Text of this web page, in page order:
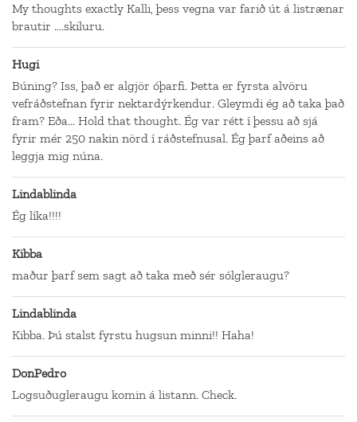
My thoughts exactly Kalli, þess vegna var farið út á listrænar
brautir ....skiluru.
Hugi
Búning? Iss, það er algjör óþarfi. Þetta er fyrsta alvöru
vefráðstefnan fyrir nektardýrkendur. Gleymdi ég að taka það
fram? Eða... Hold that thought. Ég var rétt í þessu að sjá
fyrir mér 250 nakin nörd í ráðstefnusal. Ég þarf aðeins að
leggja mig núna.
Lindablinda
Ég líka!!!!
Kibba
maður þarf sem sagt að taka með sér sólgleraugu?
Lindablinda
Kibba. Þú stalst fyrstu hugsun minni!! Haha!
DonPedro
Logsuðugleraugu komin á listann. Check.